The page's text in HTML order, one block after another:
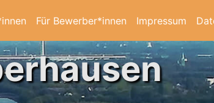
Für Bewerber*innen Impressum